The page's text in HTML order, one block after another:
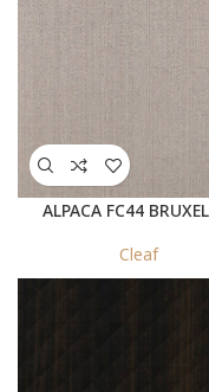
ALPACA FC44
Cleaf